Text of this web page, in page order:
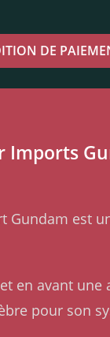
DE
Imports
Gundam est
en avant
pour